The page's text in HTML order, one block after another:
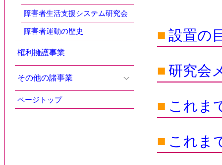
障害者生活支援システム研究会
障害者運動の歴史
権利擁護事業
その他の諸事業
ページトップ
■ 設置の
■ 研究会
■ これま
■ これま